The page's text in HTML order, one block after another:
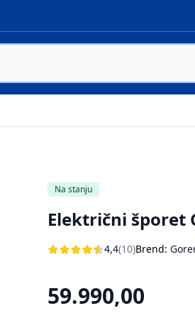
Na stanju
Električni šporet
4,4(10)Brend:
59.990,00